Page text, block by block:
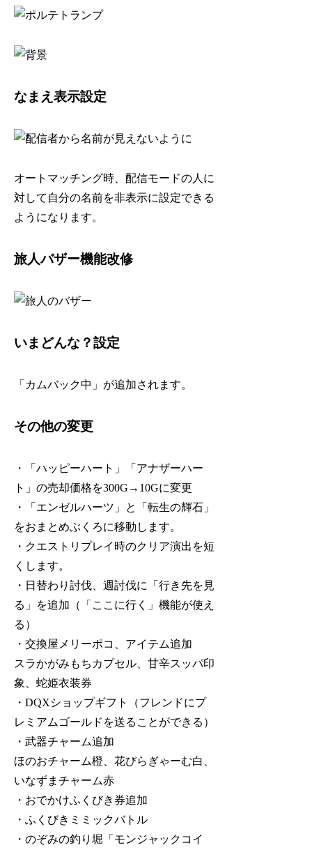
なまえ表示設定
オートマッチング時、配信モードの人に
対して自分の名前を非表示に設定できる
ようになります。
旅人バザー機能改修
いまどんな？設定
「カムバック中」が追加されます。
その他の変更
・「ハッピーハート」「アナザーハー
ト」の売却価格を300G→10Gに変更
・「エンゼルハーツ」と「転生の輝石」
をおまとめぶくろに移動します。
・クエストリプレイ時のクリア演出を短
くします。
・日替わり討伐、週討伐に「行き先を見
る」を追加（「ここに行く」機能が使え
る）
・交換屋メリーポコ、アイテム追加
スラかがみもちカプセル、甘辛スッパ印
象、蛇姫衣装券
・DQXショップギフト（フレンドにプ
レミアムゴールドを送ることができる）
・武器チャーム追加
ほのおチャーム橙、花びらぎゃーむ白、
いなずまチャーム赤
・おでかけふくびき券追加
・ふくびきミミックバトル
・のぞみの釣り堀「モンジャックコイ